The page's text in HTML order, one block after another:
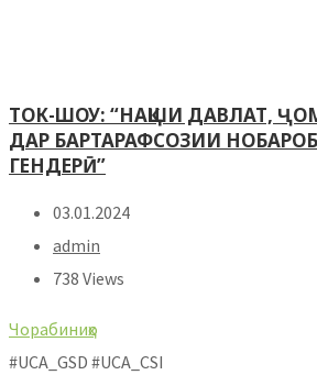
ТОК-ШОУ: “НАҚШИ ДАВЛАТ,
ДАР БАРТАРАФСОЗИИ
ГЕНДЕРӢ”
03.01.2024
admin
738 Views
Чорабиниҳо
#UCA_GSD #UCA_CSI